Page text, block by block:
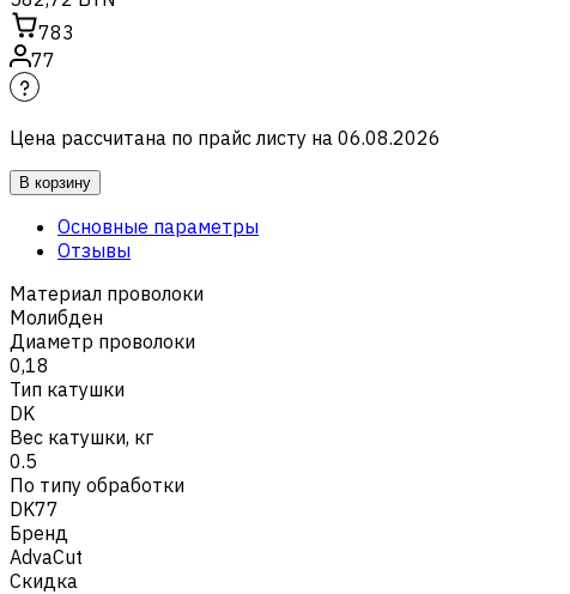
783
77
Цена рассчитана по прайс листу на 06.08.2026
В корзину
Основные параметры
Отзывы
Материал проволоки
Молибден
Диаметр проволоки
0,18
Тип катушки
DK
Вес катушки, кг
0.5
По типу обработки
DK77
Бренд
AdvaCut
Скидка